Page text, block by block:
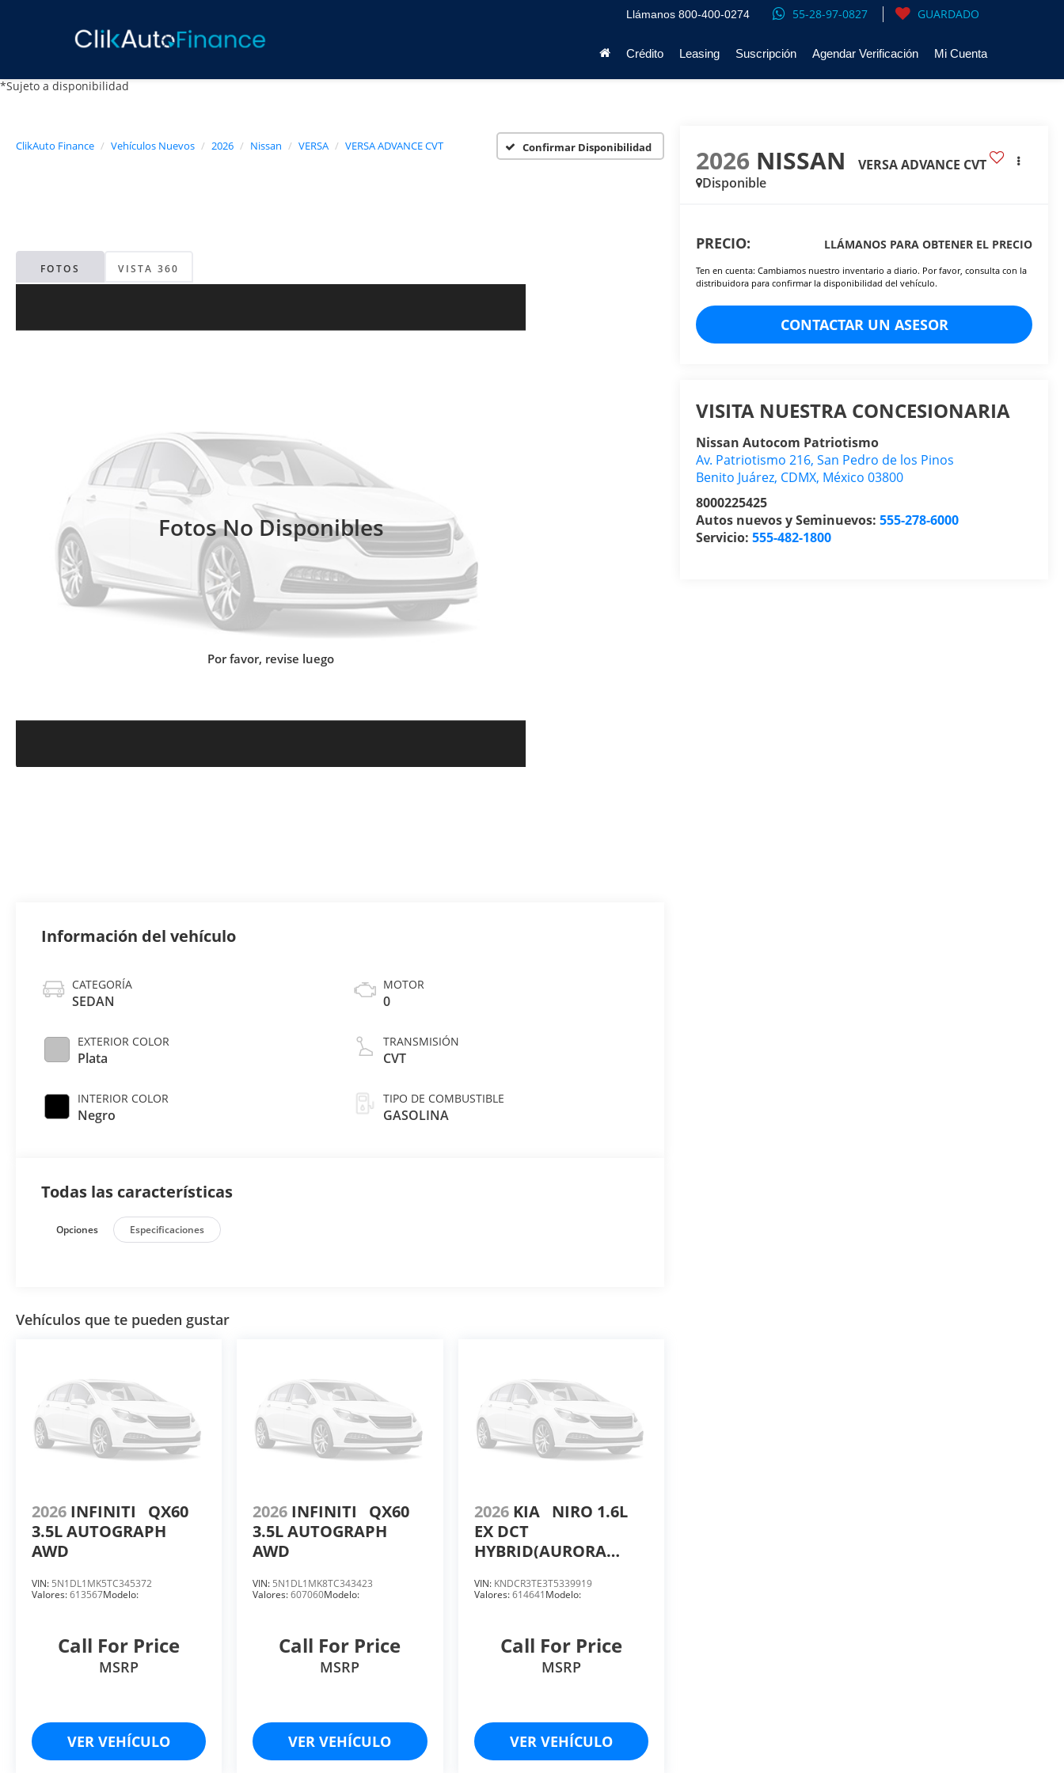
Llámanos 800-400-0274 55-28-97-0827 GUARDADO
Crédito Leasing Suscripción Agendar Verificación Mi Cuenta
*Sujeto a disponibilidad
ClikAuto Finance Vehículos Nuevos 2026 Nissan VERSA VERSA ADVANCE CVT Confirmar Disponibilidad
FOTOS VISTA 360
Fotos No Disponibles
Por favor, revise luego
2026 NISSAN
VERSA ADVANCE CVT
Disponible
PRECIO: LLÁMANOS PARA OBTENER EL PRECIO
Ten en cuenta: Cambiamos nuestro inventario a diario. Por favor, consulta con la
distribuidora para confirmar la disponibilidad del vehículo.
CONTACTAR UN ASESOR
VISITA NUESTRA CONCESIONARIA
Nissan Autocom Patriotismo
Av. Patriotismo 216, San Pedro de los Pinos
Benito Juárez, CDMX, México 03800
8000225425
Autos nuevos y Seminuevos:555-278-6000
Servicio:555-482-1800
Información del vehículo
CATEGORÍA
SEDAN
EXTERIOR COLOR
Plata
INTERIOR COLOR
Negro
MOTOR
0
TRANSMISIÓN
CVT
TIPO DE COMBUSTIBLE
GASOLINA
Todas las características
Opciones Especificaciones
Vehículos que te pueden gustar
2026 INFINITI
QX60
3.5L AUTOGRAPH
AWD
VIN: 5N1DL1MK5TC345372
Valores:613567Modelo:
Call For Price
MSRP
VER VEHÍCULO
2026 INFINITI
QX60
3.5L AUTOGRAPH
AWD
VIN: 5N1DL1MK8TC343423
Valores:607060Modelo:
Call For Price
MSRP
VER VEHÍCULO
2026 KIA NIRO 1.6L
EX DCT
HYBRID(AURORA
VIN: KNDCR3TE3T5339919
Valores:614641Modelo:
Call For Price
MSRP
VER VEHÍCULO